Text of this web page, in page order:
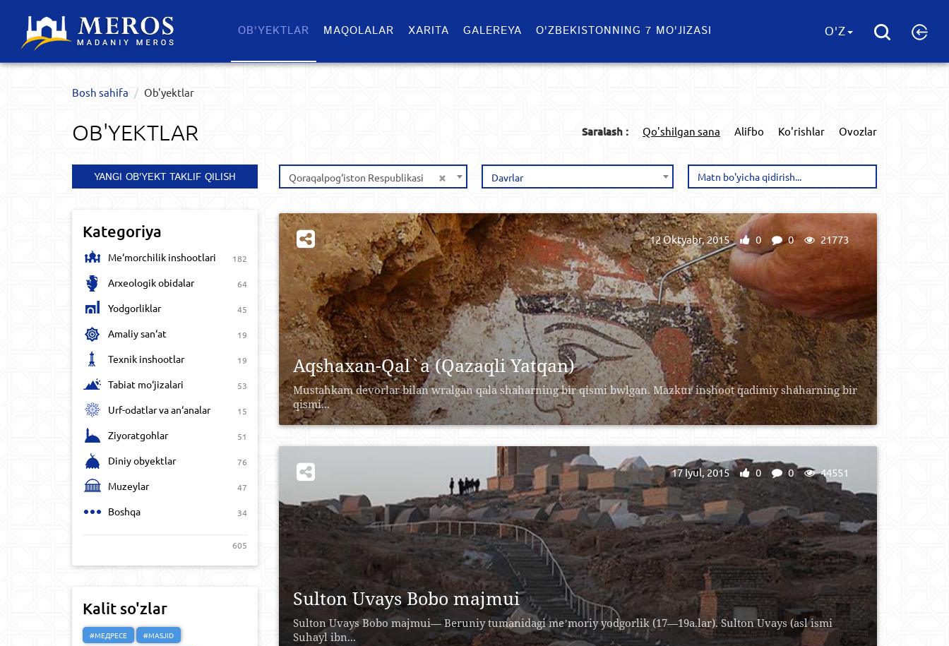
OB'YEKTLAR​ MAQOLALAR XARITA GALEREYA O'ZBEKISTONNING 7 MO'JIZASI O'Z
Bosh sahifa Ob'yektlar​
OB'YEKTLAR​ Saralash : Qo'shilgan sana Alifbo Ko'rishlar Ovozlar
YANGI OB'YEKT TAKLIF QILISH
Kategoriya
Me‘morchilik inshootlari 182
Arxeologik obidalar 64
Yodgorliklar 45
Amaliy san‘at 19
Texnik inshootlar 19
Tabiat mo‘jizalari 53
Urf-odatlar va an‘analar 15
Ziyoratgohlar 51
Diniy obyektlar 76
Muzeylar 47
Boshqa 34
605
Kalit so'zlar
#МЕДРЕСЕ
#MASJID
×
Qoraqalpog‘iston Respublikasi Davrlar
Aqshaxan-Qal`a (Qazaqli Yatqan)
Mustahkam devorlar bilan wralgan qala shaharning bir qismi bwlgan. Mazkur inshoot qadimiy shaharning bir
qismi...
12 Oktyabr, 2015 0 0 21773
Sulton Uvays Bobo majmui
Sulton Uvays Bobo majmui— Beruniy tumanidagi meʼmoriy yodgorlik (17—19a.lar). Sulton Uvays (asl ismi
Suhayl ibn...
17 Iyul, 2015 0 0 44551